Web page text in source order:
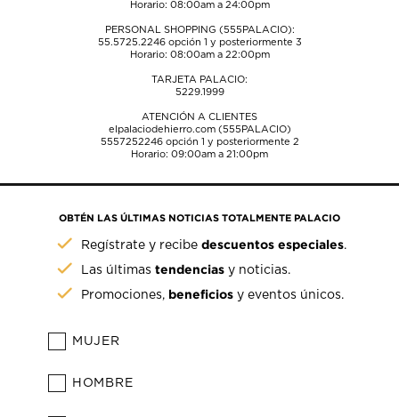
Horario: 08:00am a 24:00pm
PERSONAL SHOPPING (555PALACIO):
55.5725.2246opción 1 y posteriormente 3
Horario: 08:00am a 22:00pm
TARJETA PALACIO:
5229.1999
ATENCIÓN A CLIENTES
elpalaciodehierro.com (555PALACIO)
5557252246opción 1 y posteriormente 2
Horario: 09:00am a 21:00pm
OBTÉN LAS ÚLTIMAS NOTICIAS TOTALMENTE PALACIO
Regístrate y recibedescuentos especiales.
Las últimastendencias y noticias.
Promociones, beneficios y eventos únicos.
MUJER
HOMBRE